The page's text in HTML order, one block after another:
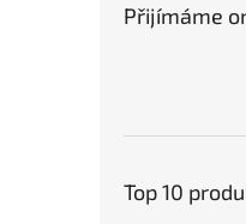
Přijímáme
Top 10